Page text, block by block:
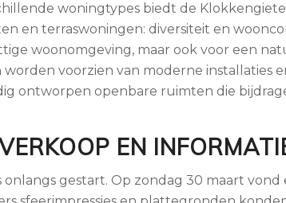
woningtypes biedt de
en terraswoningen: diversiteit en
woonomgeving, maar ook voor een
worden voorzien van moderne installaties
ontworpen openbare ruimten die
EN
onlangs gestart. Op zondag 30 maart